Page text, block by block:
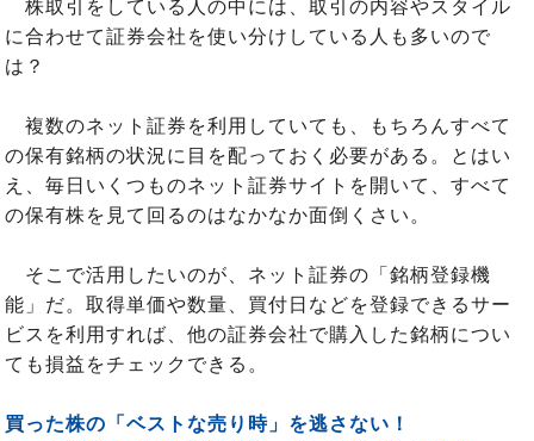
株取引をしている人の中には、取引の内容やスタイル
に合わせて証券会社を使い分けしている人も多いので
は？
複数のネット証券を利用していても、もちろんすべて
の保有銘柄の状況に目を配っておく必要がある。とはい
え、毎日いくつものネット証券サイトを開いて、すべて
の保有株を見て回るのはなかなか面倒くさい。
そこで活用したいのが、ネット証券の「銘柄登録機
能」だ。取得単価や数量、買付日などを登録できるサー
ビスを利用すれば、他の証券会社で購入した銘柄につい
ても損益をチェックできる。
買った株の「ベストな売り時」を逃さない！